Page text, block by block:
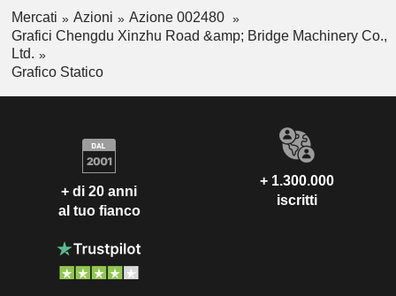
Mercati Azioni
Azione 002480
Grafici Chengdu Xinzhu Road &amp; Bridge Machinery Co.,
Ltd.
Grafico Statico
+ di 20 anni
al tuo fianco
+ 1.300.000
iscritti